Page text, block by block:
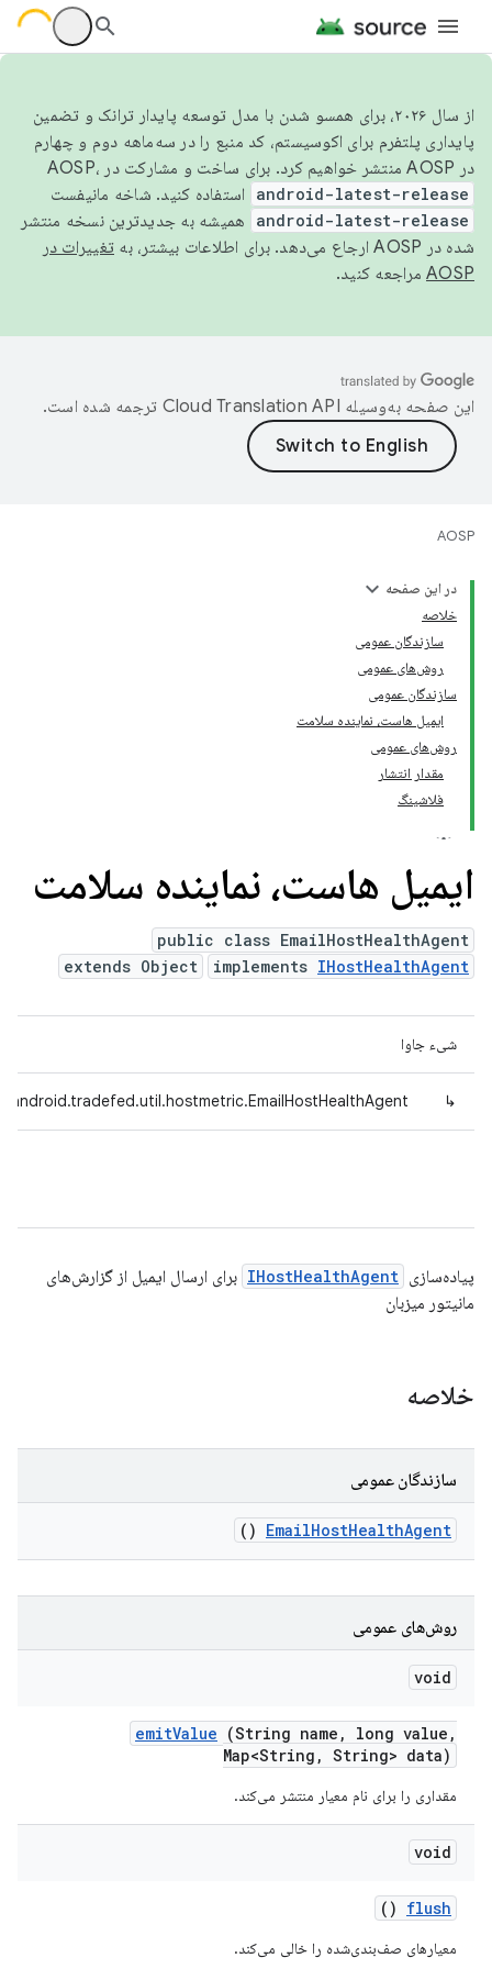
از سال ۲۰۲۶، برای همسو شدن با مدل توسعه پایدار ترانک و تضمین
پایداری پلتفرم برای اکوسیستم، کد منبع را در سه‌ماهه دوم و چهارم
در AOSP منتشر خواهیم کرد. برای ساخت و مشارکت در AOSP،
android-latest-release استفاده کنید. شاخه مانیفست
android-latest-release
همیشه به جدیدترین نسخه منتشر
شده در AOSP ارجاع می‌دهد. برای اطلاعات بیشتر، به
تغییرات در
AOSP مراجعه کنید.
این صفحه به‌وسیله ترجمه شده است.
AOSP
در این صفحه
خلاصه
سازندگان عمومی
روش‌های عمومی
سازندگان عمومی
ایمیل هاست، نماینده سلامت
روش‌های عمومی
مقدار انتشار
فلاشینگ
ایمیل هاست، نماینده سلامت
public class EmailHostHealthAgent
extends Object
implements IHostHealthAgent
شیء جاوا
↳
پیاده‌سازی IHostHealthAgent برای ارسال ایمیل از گزارش‌های
مانیتور میزبان
خلاصه
سازندگان عمومی
EmailHostHealthAgent
()
روش‌های عمومی
void
emitValue (String name , long value ,
Map<String , String> data)
مقداری را برای نام معیار منتشر می‌کند.
void
flush
()
معیارهای صف‌بندی‌شده را خالی می‌کند.